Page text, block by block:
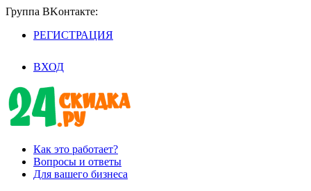
Группа BKoнтaктe:
РЕГИСТРАЦИЯ
ВХОД
Как это работает?
Вопросы и ответы
Для вашего бизнеса